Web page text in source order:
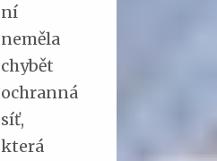
ní
neměla
chybět
ochranná
síť,
která